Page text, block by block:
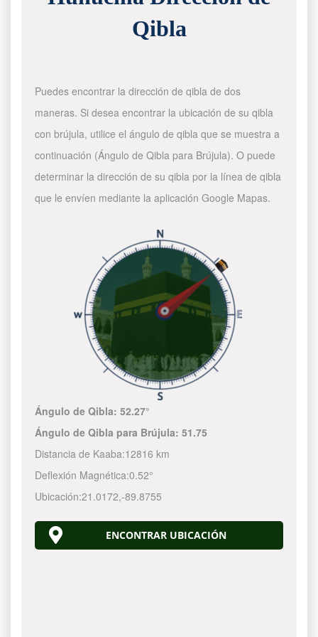
Qibla
Puedes encontrar la dirección de qibla de dos
maneras. Si desea encontrar la ubicación de su qibla
con brújula, utilice el ángulo de qibla que se muestra a
continuación (Ángulo de Qibla para Brújula). O puede
determinar la dirección de su qibla por la línea de qibla
que le envíen mediante la aplicación Google Mapas.
Ángulo de Qibla:52.27°
Ángulo de Qibla para Brújula:51.75
Distancia de Kaaba:12816 km
Deflexión Magnética:0.52°
Ubicación:21.0172,-89.8755
ENCONTRAR UBICACIÓN